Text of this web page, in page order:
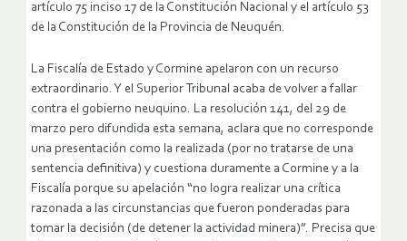
artículo 75 inciso 17 de la Constitución Nacional y el artículo 53
de la Constitución de la Provincia de Neuquén.
La Fiscalía de Estado y Cormine apelaron con un recurso
extraordinario. Y el Superior Tribunal acaba de volver a fallar
contra el gobierno neuquino. La resolución 141, del 29 de
marzo pero difundida esta semana, aclara que no corresponde
una presentación como la realizada (por no tratarse de una
sentencia definitiva) y cuestiona duramente a Cormine y a la
Fiscalía porque su apelación “no logra realizar una crítica
razonada a las circunstancias que fueron ponderadas para
tomar la decisión (de detener la actividad minera)”. Precisa que